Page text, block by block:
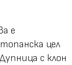
е
цел
с клон